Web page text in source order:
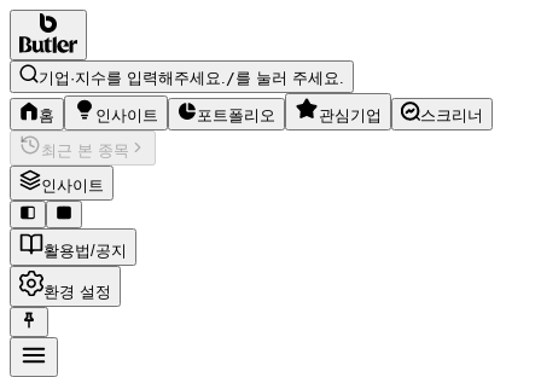
기업·지수를 입력해주세요./를 눌러 주세요.
홈 인사이트 포트폴리오 관심기업
스크리너
최근 본 종목
인사이트
활용법/공지
환경 설정